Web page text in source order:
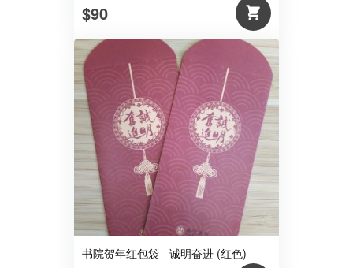
$90
书院贺年红包袋 - 诚明奋进 (红色)